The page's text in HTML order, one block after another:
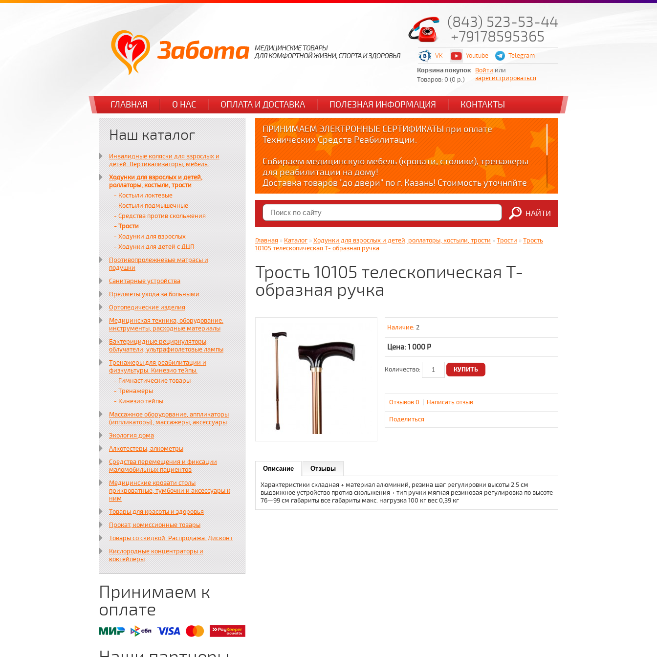
(843) 523-53-44
+79178595365
VK Youtube
Telegram
Корзина покупок
Товаров: 0 (0 р.)
Войти или
зарегистрироваться
ГЛАВНАЯ О НАС ОПЛАТА И ДОСТАВКА ПОЛЕЗНАЯ ИНФОРМАЦИЯ КОНТАКТЫ
Наш каталог
Инвалидные коляски для взрослых и
детей. Вертикализаторы, мебель.
Ходунки для взрослых и детей,
роллаторы, костыли, трости
- Костыли локтевые
- Костыли подмышечные
- Средства против скольжения
- Трости
- Ходунки для взрослых
- Ходунки для детей с ДЦП
Противопролежневые матрасы и
подушки
Санитарные устройства
Предметы ухода за больными
Ортопедические изделия
Медицинская техника, оборудование.
инструменты, расходные материалы
Бактерицидные рециркуляторы,
облучатели, ультрафиолетовые лампы
Тренажеры для реабилитации и
физкультуры. Кинезио тейпы.
- Гимнастические товары
- Тренажеры
- Кинезио тейпы
Массажное оборудование, аппликаторы
(иппликаторы), массажеры, аксессуары
Экология дома
Алкотестеры, алкометры
Средства перемещения и фиксации
маломобильных пациентов
Медицинские кровати столы
прикроватные, тумбочки и аксессуары к
ним
Товары для красоты и здоровья
Прокат, комиссионные товары
Товары со скидкой. Распродажа. Дисконт
Кислородные концентраторы и
коктейлеры
Принимаем к
оплате
ПРИНИМАЕМ ЭЛЕКТРОННЫЕ СЕРТИФИКАТЫ при оплате
Технических Средств Реабилитации.
Собираем медицинскую мебель (кровати, столики), тренажеры
для реабилитации на дому!
Доставка товаров "до двери" по г. Казань! Стоимость уточняйте
по тел. +79178595365
Краткие видео обзоры медицинских товаров!!!
YOUTUBE: youtube.com/@zabota16 ; Теlegram: t.me/zabota16 ;
Яндекс. Дзен: dzen.ru/zabota16 ; RUTUBE: Медицинский магазин
zabota16.ru
Всегда на связи !!! (Wats App)+79178595365.
НАЙТИ
Главная » Каталог »Ходунки для взрослых и детей, роллаторы, костыли, трости »Трости »Трость
10105 телескопическая Т- образная ручка
Трость 10105 телескопическая Т-
образная ручка
Наличие: 2
Цена: 1 000 Р
Количество:
Отзывов 0 Написать отзыв
Поделиться
Описание Отзывы
Характеристики складная + материал алюминий, резина шаг регулировки высоты 2,5 см
выдвижное устройство против скольжения + тип ручки мягкая резиновая регулировка по высоте
76—99 см габариты все габариты макс. нагрузка 100 кг вес 0,39 кг